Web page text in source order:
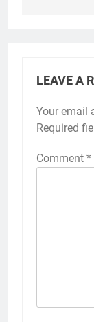
LEAVE A
Your email
Required
Comment *